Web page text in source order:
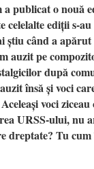
publicat o nouă
celelalte ediții
când a
auzit pe
după
însă și voci
voci
URSS‑ului, nu
dreptate? Tu